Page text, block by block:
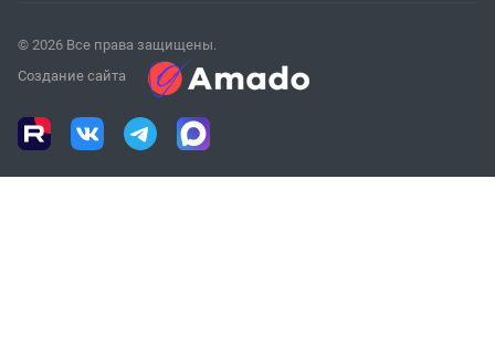
© 2026 Все права защищены.
Создание сайта